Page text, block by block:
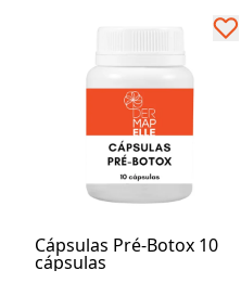
Cápsulas Pré-Botox 10
cápsulas